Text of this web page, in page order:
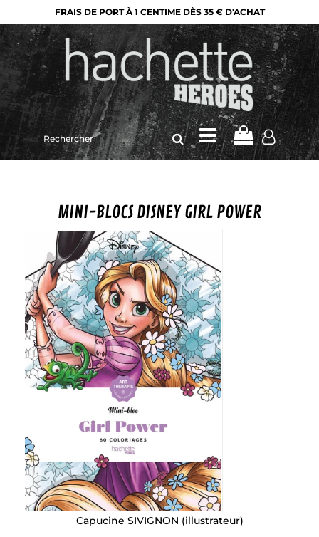
FRAIS DE PORT À 1 CENTIME DÈS 35 € D'ACHAT
Rechercher
sur
le
MINI-BLOCS DISNEY GIRL POWER
Capucine SIVIGNON (illustrateur)